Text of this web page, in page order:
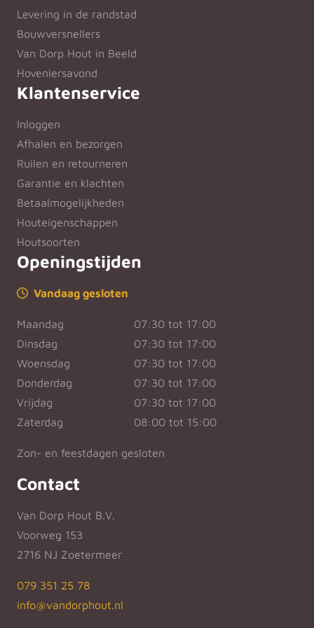
Levering in de randstad
Bouwversnellers
Van Dorp Hout in Beeld
Hoveniersavond
Klantenservice
Inloggen
Afhalen en bezorgen
Ruilen en retourneren
Garantie en klachten
Betaalmogelijkheden
Houteigenschappen
Houtsoorten
Openingstijden
Vandaag gesloten
Maandag
07:30 tot 17:00
Dinsdag
07:30 tot 17:00
Woensdag
07:30 tot 17:00
Donderdag
07:30 tot 17:00
Vrijdag
07:30 tot 17:00
Zaterdag
08:00 tot 15:00
Zon- en feestdagen gesloten
Contact
Van Dorp Hout B.V.
Voorweg 153
2716 NJ Zoetermeer
079 351 25 78
info@vandorphout.nl